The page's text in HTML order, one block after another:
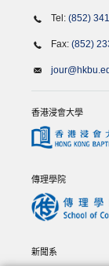
Tel: (852)
Fax: (852)
香港浸會大學
傳理學院
新聞系